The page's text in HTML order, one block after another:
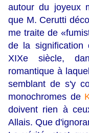
autour du joyeux
que M. Cerutti
me traite de
de la signification
XIXe siècle,
romantique à
semblant de s'y
monochromes de
doivent rien à
Allais. Que